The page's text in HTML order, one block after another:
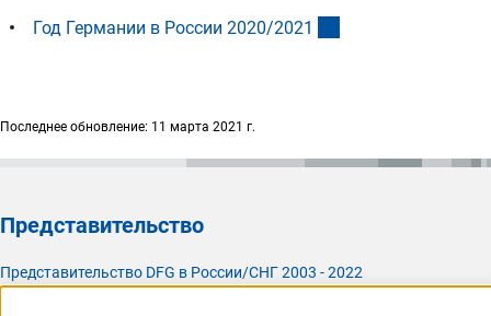
Год Германии в России 2020/2021
Последнее обновление: 11 марта 2021 г.
Представительство
Представительство DFG в России/СНГ 2003 - 2022